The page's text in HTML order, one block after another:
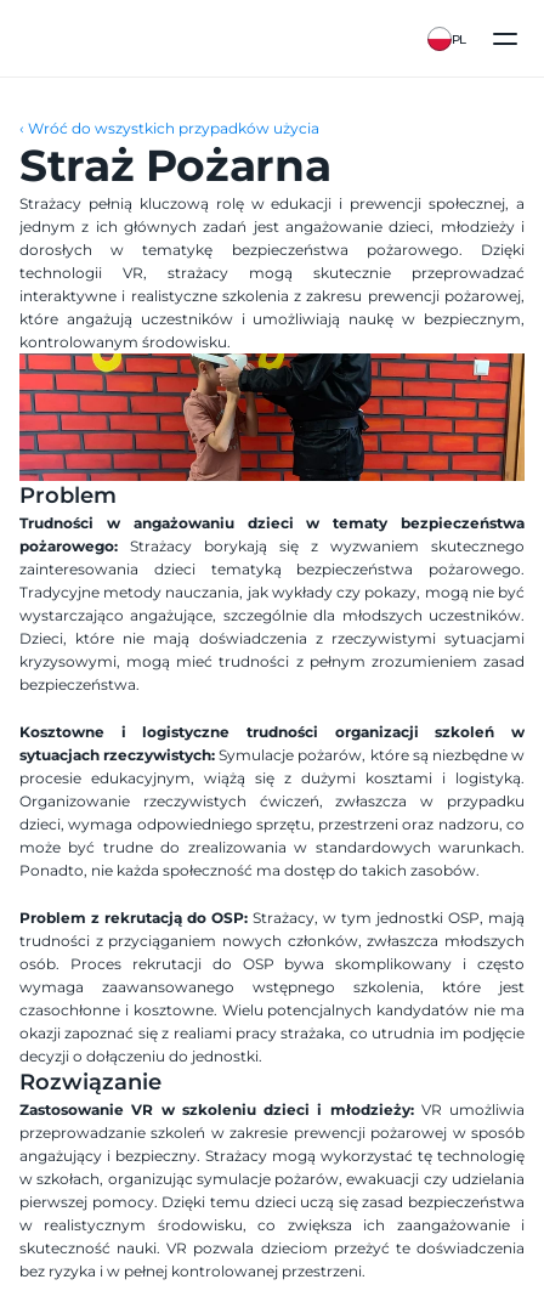
PL
‹ Wróć do wszystkich przypadków użycia
Straż Pożarna
Strażacy pełnią kluczową rolę w edukacji i prewencji społecznej, a
jednym z ich głównych zadań jest angażowanie dzieci, młodzieży i
dorosłych w tematykę bezpieczeństwa pożarowego. Dzięki
technologii VR, strażacy mogą skutecznie przeprowadzać
interaktywne i realistyczne szkolenia z zakresu prewencji pożarowej,
które angażują uczestników i umożliwiają naukę w bezpiecznym,
kontrolowanym środowisku.
Problem
Trudności w angażowaniu dzieci w tematy bezpieczeństwa
pożarowego: Strażacy borykają się z wyzwaniem skutecznego
zainteresowania dzieci tematyką bezpieczeństwa pożarowego.
Tradycyjne metody nauczania, jak wykłady czy pokazy, mogą nie być
wystarczająco angażujące, szczególnie dla młodszych uczestników.
Dzieci, które nie mają doświadczenia z rzeczywistymi sytuacjami
kryzysowymi, mogą mieć trudności z pełnym zrozumieniem zasad
bezpieczeństwa.
Kosztowne i logistyczne trudności organizacji szkoleń w
sytuacjach rzeczywistych: Symulacje pożarów, które są niezbędne w
procesie edukacyjnym, wiążą się z dużymi kosztami i logistyką.
Organizowanie rzeczywistych ćwiczeń, zwłaszcza w przypadku
dzieci, wymaga odpowiedniego sprzętu, przestrzeni oraz nadzoru, co
może być trudne do zrealizowania w standardowych warunkach.
Ponadto, nie każda społeczność ma dostęp do takich zasobów.
Problem z rekrutacją do OSP: Strażacy, w tym jednostki OSP, mają
trudności z przyciąganiem nowych członków, zwłaszcza młodszych
osób. Proces rekrutacji do OSP bywa skomplikowany i często
wymaga zaawansowanego wstępnego szkolenia, które jest
czasochłonne i kosztowne. Wielu potencjalnych kandydatów nie ma
okazji zapoznać się z realiami pracy strażaka, co utrudnia im podjęcie
decyzji o dołączeniu do jednostki.
Rozwiązanie
Zastosowanie VR w szkoleniu dzieci i młodzieży: VR umożliwia
przeprowadzanie szkoleń w zakresie prewencji pożarowej w sposób
angażujący i bezpieczny. Strażacy mogą wykorzystać tę technologię
w szkołach, organizując symulacje pożarów, ewakuacji czy udzielania
pierwszej pomocy. Dzięki temu dzieci uczą się zasad bezpieczeństwa
w realistycznym środowisku, co zwiększa ich zaangażowanie i
skuteczność nauki. VR pozwala dzieciom przeżyć te doświadczenia
bez ryzyka i w pełnej kontrolowanej przestrzeni.